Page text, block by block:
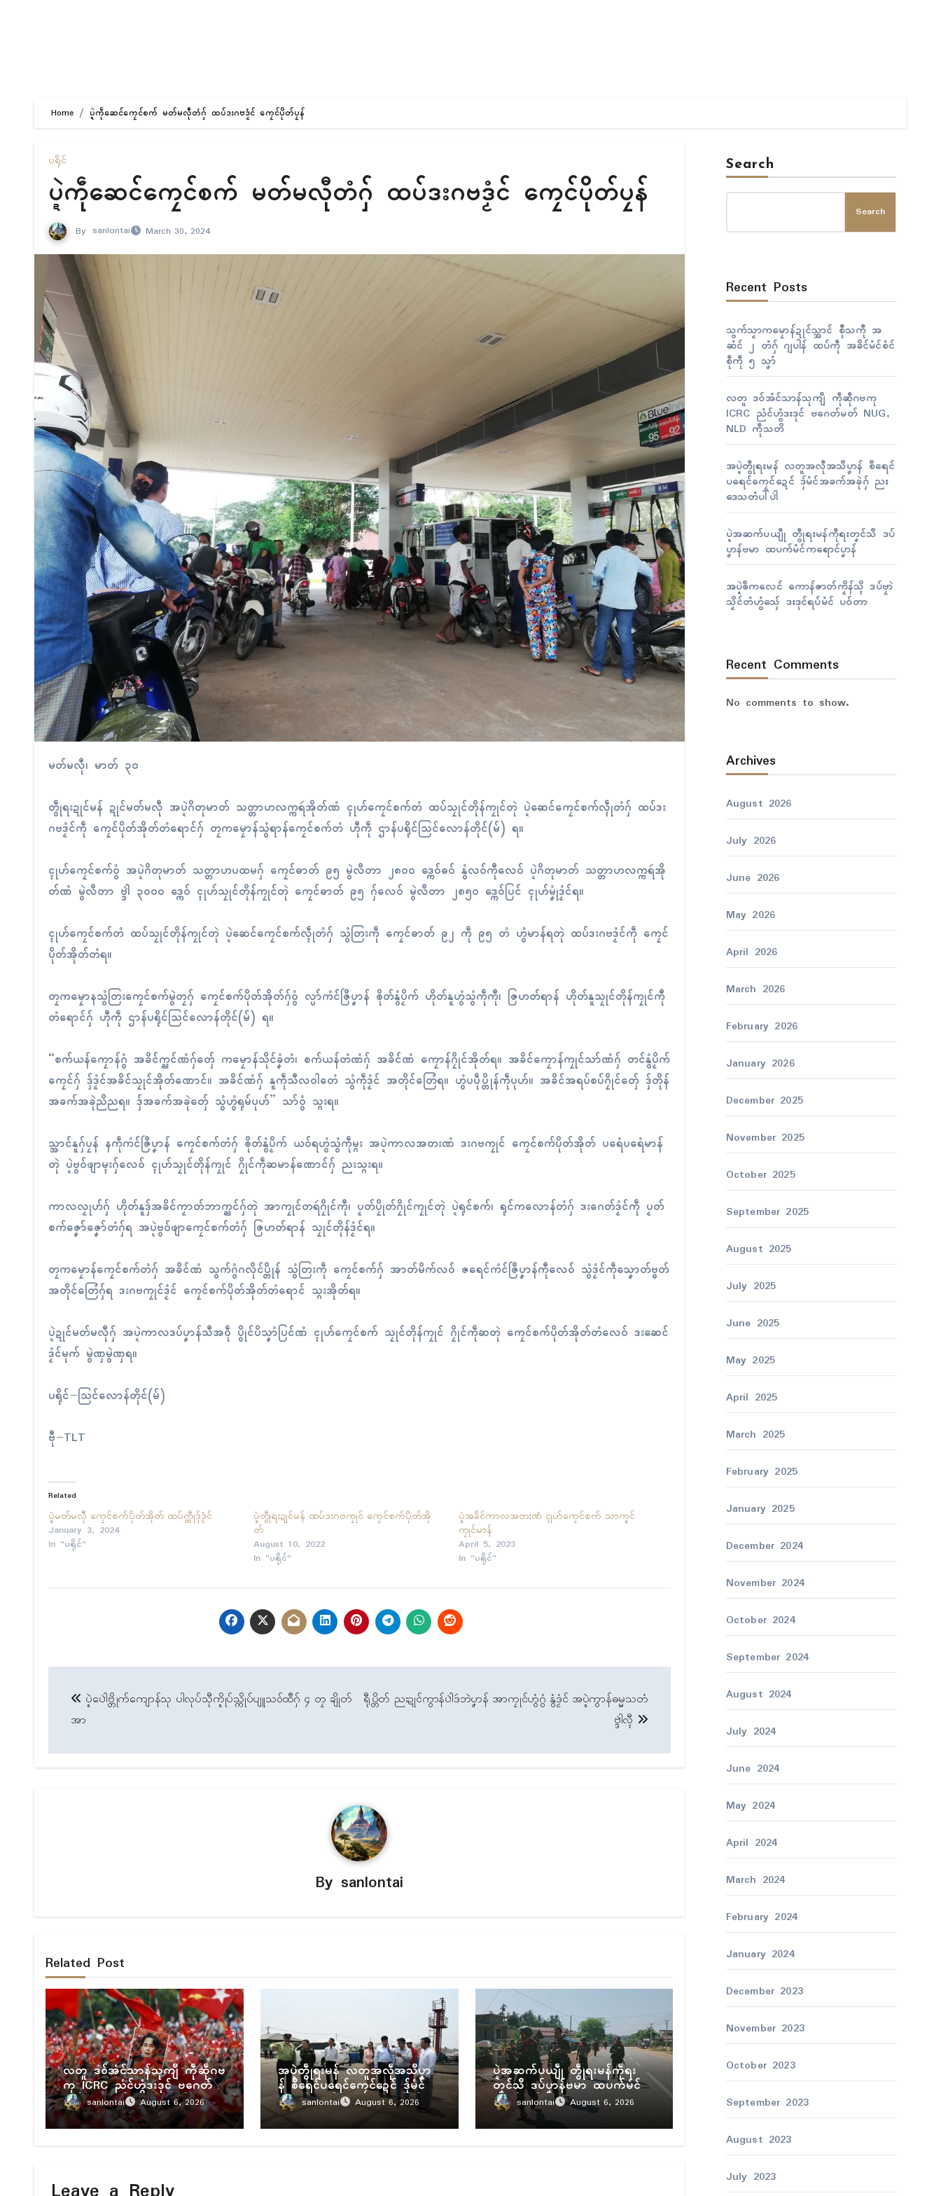
Home ပ္ဍဲကဵုဆေၚ်ကၠေၚ်စက် မတ်မလီုတံဂှ် ထပ်ဒးဂဗဒၟံၚ် ကၠေၚ်ပိုတ်ပၠန်
ပရိုၚ်
ပ္ဍဲကဵုဆေၚ်ကၠေၚ်စက် မတ်မလီုတံဂှ် ထပ်ဒးဂဗဒၟံၚ် ကၠေၚ်ပိုတ်ပၠန်
By sanlontai March 30, 2024
မတ်မလီု၊ မာတ် ၃၀
တွဵုရးဍုၚ်မန် ဍုၚ်မတ်မလီု အပ္ဍဲဂိတုမာတ် သတ္တာဟလက္ကရဴအိုတ်ဏံ ၚုဟ်ကၠေၚ်စက်တံ ထပ်သၠုၚ်တိုန်ကၠုၚ်တုဲ ပ္ဍဲဆေၚ်ကၠေၚ်စက်လ္ၚဵုတံဂှ် ထပ်ဒး
ဂဗဒၟံၚ်ကဵု ကၠေၚ်ပိုတ်အိုတ်တံရောၚ်ဂှ် တၠကမၠောန်သွံရာန်ကၠေၚ်စက်တံ ဟီုကဵု ဌာန်ပရိုၚ်သြၚ်လောန်တိုၚ်(မ်) ရ။
ၚုဟ်ကၠေၚ်စက်ဝွံ အပ္ဍဲဂိတုမာတ် သတ္တာဟပထမဂှ် ကၠေၚ်ဓာတ် ၉၅ မွဲလဳတာ ၂၈၀၀ ဒ္ကေဝ်ဓဝ် နွံလဝ်ကီုလေဝ် ပ္ဍဲဂိတုမာတ် သတ္တာဟလက္ကရဴအို
တ်ဏံ မွဲလဳတာ ဗ္ဒါဲ ၃၀၀၀ ဒ္ကေဝ် ၚုဟ်သၠုၚ်တိုန်ကၠုၚ်တုဲ ကၠေၚ်ဓာတ် ၉၅ ဂှ်လေဝ် မွဲလဳတာ ၂၈၅၀ ဒ္ကေဝ်ပြၚ် ၚုဟ်မၞုံဒၟံၚ်ရ။
ၚုဟ်ကၠေၚ်စက်တံ ထပ်သၠုၚ်တိုန်ကၠုၚ်တုဲ ပ္ဍဲဆေၚ်ကၠေၚ်စက်လ္ၚဵုတံဂှ် သွံတြးကဵု ကၠေၚ်ဓာတ် ၉၂ ကဵု ၉၅ တံ ဟွံမာန်ရတုဲ ထပ်ဒးဂဗဒၟံၚ်ကဵု ကၠေၚ်
ပိုတ်အိုတ်တံရ။
တၠကမၠောနသွံတြးကၠေၚ်စက်မွဲတၠဂှ် ကၠေၚ်စက်ပိုတ်အိုတ်ဂှ်ဝွံ လ္ပာ်ကံၚ်ဇြဳပၞာန် ၜိုတ်နွံပၟိက် ဟိုတ်နူဟွံသွံကဵုကီု၊ ဇြဟတ်ရာန် ဟိုတ်နူသၠုၚ်တိုန်ကၠုၚ်ကီု
တံရောၚ်ဂှ် ဟီုကဵု ဌာန်ပရိုၚ်သြၚ်လောန်တိုၚ်(မ်) ရ။
“စက်ယန်ကၠောန်ဂွံ အခိၚ်က္ညၚ်ဏံဂှ်တှ်ေ ကမၠောန်သိုၚ်ခၞံတံ၊ စက်ယန်တံဏံဂှ် အခိၚ်ဏံ ကၠောန်ဂၠိုၚ်အိုတ်ရ။ အခိၚ်ကၠောန်ကၠုၚ်သာ်ဏံဂှ် တၚ်နွံပၟိက်
ကၠေၚ်ဂှ် ဒှ်ဒၟံၚ်အခိၚ်သၠုၚ်အိုတ်ဏောၚ်။ အခိၚ်ဏံဂှ် နူကဵုသီလဝါတေံ သွံကဵုဒၟံၚ် အတိုၚ်တြေံရ။ ဟွံပပဵုပ္တိုန်ကဵုပုဟ်။ အခိၚ်အရပ်စပ်ဂၠိုၚ်တှ်ေ ဒှ်တိုန်
အခက်အခုဲညိညရ။ ဒှ်အခက်အခုဲတှ်ေ သွံဟွံရုမ်ပုဟ်” သာ်ဝွံ သ္ဂးရ။
သ္အာၚ်နူဂှ်ပၠန် နကဵုကံၚ်ဇြဳပၞာန် ကၠေၚ်စက်တံဂှ် ၜိုတ်နွံပၟိက် ယဝ်ရဟွံသွံကဵုမ္ဂး အပ္ဍဲကာလအတးဏံ ဒးဂဗကၠုၚ် ကၠေၚ်စက်ပိုတ်အိုတ် ပရေံပရေံမာန်
တုဲ ပ္ဍဲဗွဝ်ဖျာမ္ၚးဂှ်လေဝ် ၚုဟ်သၠုၚ်တိုန်ကၠုၚ် ဂၠိုၚ်ကဵုဆမာန်ဏောၚ်ဂှ် ညးသ္ဂးရ။
ကာလလၟုဟ်ဂှ် ဟိုတ်နူဒှ်အခိၚ်ကၟာတ်ဘာက္ညၚ်ဂှ်တုဲ အာကၠုၚ်တရဴဂၠိုၚ်ကီု၊ ပၟတ်ပၠိုတ်ဂၠိုၚ်ကၠုၚ်တုဲ ပ္ဍဲရုၚ်စက်၊ ရုၚ်ကလောန်တံဂှ် ဒးဂေတ်ဒၟံၚ်ကဵု ပၟတ်
စက်ဇၞော်ဇၞော်တံဂှ်ရ အပ္ဍဲဗွဝ်ဖျာကၠေၚ်စက်တံဂှ် ဇြဟတ်ရာန် သၠုၚ်တိုန်ဒၟံၚ်ရ။
တၠကမၠောန်ကၠေၚ်စက်တံဂှ် အခိၚ်ဏံ သွက်ဂွံဂလိုၚ်ပ္တိုန် သွံတြးကဵု ကၠေၚ်စက်ဂှ် အာတ်မိက်လဝ် ဇရေၚ်ကံၚ်ဇြဳပၞာန်ကီုလေဝ် သွံဒၟံၚ်ကဵုသၞောတ်ဗ္ၜတ်
အတိုၚ်တြေံဂှ်ရ ဒးဂဗကၠုၚ်ဒၟံၚ် ကၠေၚ်စက်ပိုတ်အိုတ်တံရောၚ် သ္ဂးအိုတ်ရ။
ပ္ဍဲဍုၚ်မတ်မလီုဂှ် အပ္ဍဲကာလဒပ်ပၞာန်သီအဝဵု ပွိုၚ်ပိသၞာံပြၚ်ဏံ ၚုဟ်ကၠေၚ်စက် သၠုၚ်တိုန်ကၠုၚ် ဂၠိုၚ်ကဵုဆတုဲ ကၠေၚ်စက်ပိုတ်အိုတ်တံလေဝ် ဒးဆေၚ်
ဒၟံၚ်မုက် မွဲဏှမွဲဏှရ။
ပရိုၚ်−သြၚ်လောန်တိုၚ်(မ်)
ဗီု−TLT
Related
ပ္ဍဲမတ်မလီု ကၠေၚ်စက်ပိုတ်အိုတ် ထပ်က္တဵုဒှ်ဒၟံၚ်
January 3, 2024
In "ပရိုၚ်"
ပ္ဍဲတွဵုရးဍုၚ်မန် ထပ်ဒးဂဗကၠုၚ် ကၠေၚ်စက်ပိုတ်အို
တ်
August 10, 2022
In "ပရိုၚ်"
ပ္ဍဲအခိၚ်ကာလအတးဏံ ၚုဟ်ကၠေၚ်စက် သာက္ဍၚ်
ကၠုၚ်မာန်
April 5, 2023
In "ပရိုၚ်"
navigation
ပ္ဍဲပေါဲဗ္တိုက်ကျောန်သု ပါလုပ်သီုက္ဍိုပ်သ္ကိုပ်ပျူသဝ်ထဳဂှ် ၄ တၠ ချိုတ်
အာ
ရီုပ္တိတ် ညးဍုၚ်ကွာန်ပါဲဒဴဘဲပၞာန် အာကၠုၚ်ဟွံဂွံ နွံဒၟံၚ် အပ္ဍဲကွာန်ဓမ္မသတံ
ဗ္ဒါဲလ္ၚီ
By sanlontai
Related Post
ပရိုၚ်
လတူ ဒဝ်အံၚ်သာန်သုကျဳ ကဵုဆဵုဂဗ
ကု ICRC ညံၚ်ဟွံဒးဒုၚ် ဗဂေတ်
မတ် NUG, NLD ကဵုသတိ
sanlontai August 6, 2026
ပရိုၚ်
အပ္ဍဲတွဵုရးမန် လတူအလဵုအသဳပၞာ
န် စဳရေၚ်ပရေၚ်ကၠေၚ်ဍေၚ် ဒှ်မံၚ်
အခက်အခုဲဂှ် ညးဒေသတံပါ်ပါဲ
sanlontai August 6, 2026
ပရိုၚ်
ပ္ဍဲအဆက်ပယျဵု တွဵုရးမန်ကဵုရး
တၞၚ်သဳ ဒပ်ပၞာန်ဗမာ ထပက်မံၚ်က
ရောၚ်ပၞာန်
sanlontai August 6, 2026
Search
Search
Recent Posts
သွက်သၟာကမၠောန်ဍုၚ်သ္အာၚ် စီုသကီု အ
ဆံၚ် ၂ တံဂှ် ဂျပါန် ထပ်ကဵု အခိၚ်မံၚ်စံၚ်
စဵုကဵု ၅ သၞာံ
လတူ ဒဝ်အံၚ်သာန်သုကျဳ ကဵုဆဵုဂဗကု
ICRC ညံၚ်ဟွံဒးဒုၚ် ဗဂေတ်မတ် NUG,
NLD ကဵုသတိ
အပ္ဍဲတွဵုရးမန် လတူအလဵုအသဳပၞာန် စဳရေၚ်
ပရေၚ်ကၠေၚ်ဍေၚ် ဒှ်မံၚ်အခက်အခုဲဂှ် ညး
ဒေသတံပါ်ပါဲ
ပ္ဍဲအဆက်ပယျဵု တွဵုရးမန်ကဵုရးတၞၚ်သဳ ဒပ်
ပၞာန်ဗမာ ထပက်မံၚ်ကရောၚ်ပၞာန်
အပ္ဍဲၜဳကလေၚ် ကောန်ဇာတ်ကၟိန်သ္ၚိ ဒပ်ဗၠာဲ
သၟိၚ်တံဟွံသှ်ေ ဒးဒုၚ်ရပ်မံၚ် ပဝ်တာ
Recent Comments
No comments to show.
Archives
August 2026
July 2026
June 2026
May 2026
April 2026
March 2026
February 2026
January 2026
December 2025
November 2025
October 2025
September 2025
August 2025
July 2025
June 2025
May 2025
April 2025
March 2025
February 2025
January 2025
December 2024
November 2024
October 2024
September 2024
August 2024
July 2024
June 2024
May 2024
April 2024
March 2024
February 2024
January 2024
December 2023
November 2023
October 2023
September 2023
August 2023
July 2023